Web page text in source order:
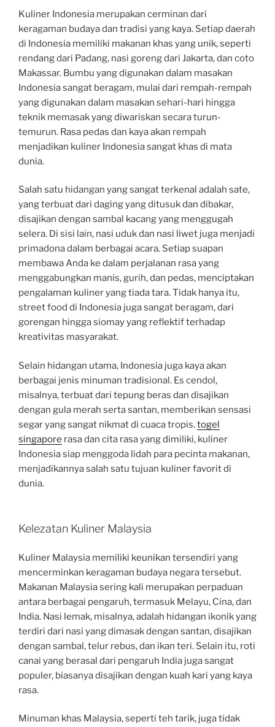
Kuliner Indonesia merupakan cerminan dari
keragaman budaya dan tradisi yang kaya. Setiap daerah
di Indonesia memiliki makanan khas yang unik, seperti
rendang dari Padang, nasi goreng dari Jakarta, dan coto
Makassar. Bumbu yang digunakan dalam masakan
Indonesia sangat beragam, mulai dari rempah-rempah
yang digunakan dalam masakan sehari-hari hingga
teknik memasak yang diwariskan secara turun-
temurun. Rasa pedas dan kaya akan rempah
menjadikan kuliner Indonesia sangat khas di mata
dunia.
Salah satu hidangan yang sangat terkenal adalah sate,
yang terbuat dari daging yang ditusuk dan dibakar,
disajikan dengan sambal kacang yang menggugah
selera. Di sisi lain, nasi uduk dan nasi liwet juga menjadi
primadona dalam berbagai acara. Setiap suapan
membawa Anda ke dalam perjalanan rasa yang
menggabungkan manis, gurih, dan pedas, menciptakan
pengalaman kuliner yang tiada tara. Tidak hanya itu,
street food di Indonesia juga sangat beragam, dari
gorengan hingga siomay yang reflektif terhadap
kreativitas masyarakat.
Selain hidangan utama, Indonesia juga kaya akan
berbagai jenis minuman tradisional. Es cendol,
misalnya, terbuat dari tepung beras dan disajikan
dengan gula merah serta santan, memberikan sensasi
segar yang sangat nikmat di cuaca tropis.togel
singapore rasa dan cita rasa yang dimiliki, kuliner
Indonesia siap menggoda lidah para pecinta makanan,
menjadikannya salah satu tujuan kuliner favorit di
dunia.
Kelezatan Kuliner Malaysia
Kuliner Malaysia memiliki keunikan tersendiri yang
mencerminkan keragaman budaya negara tersebut.
Makanan Malaysia sering kali merupakan perpaduan
antara berbagai pengaruh, termasuk Melayu, Cina, dan
India. Nasi lemak, misalnya, adalah hidangan ikonik yang
terdiri dari nasi yang dimasak dengan santan, disajikan
dengan sambal, telur rebus, dan ikan teri. Selain itu, roti
canai yang berasal dari pengaruh India juga sangat
populer, biasanya disajikan dengan kuah kari yang kaya
rasa.
Minuman khas Malaysia, seperti teh tarik, juga tidak